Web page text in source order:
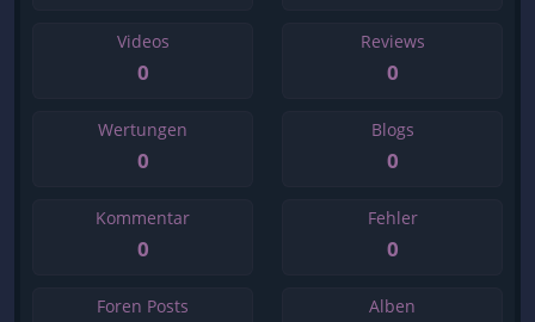
Videos
0
Reviews
0
Wertungen
0
Blogs
0
Kommentar
0
Fehler
0
Foren Posts Alben